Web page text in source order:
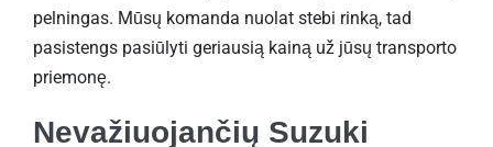
pelningas. Mūsų komanda nuolat stebi rinką, tad
pasistengs pasiūlyti geriausią kainą už jūsų transporto
priemonę.
Nevažiuojančių Suzuki